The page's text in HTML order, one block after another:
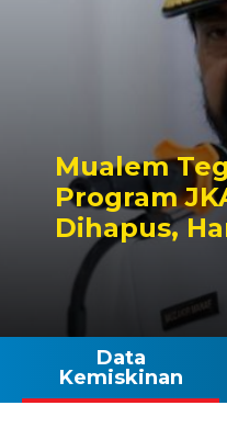
Mualem
Program
Dihapus,
Data
Kemiskinan